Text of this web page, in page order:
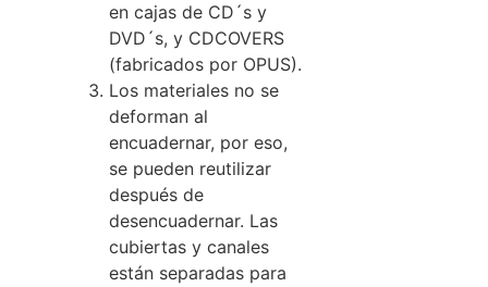
en cajas de CD´s y
DVD´s, y CDCOVERS
(fabricados por OPUS).
Los materiales no se
deforman al
encuadernar, por eso,
se pueden reutilizar
después de
desencuadernar. Las
cubiertas y canales
están separadas para